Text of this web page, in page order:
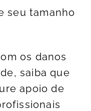
seu tamanho
os danos
saiba que
apoio de